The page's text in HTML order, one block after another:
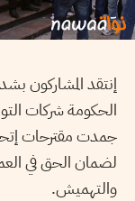
إنتقد المشاركون
الحكومة شركات
جمدت مقترحات
لضمان الحق في
والتهميش.